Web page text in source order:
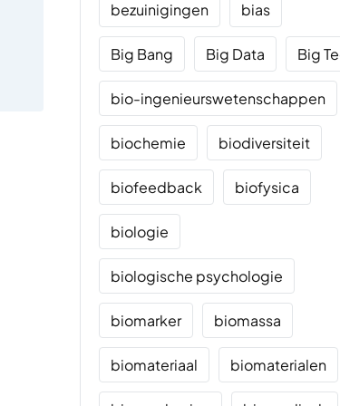
bezuinigingen bias
Big Bang Big Data Big
bio-ingenieurswetenschappen
biochemie biodiversiteit
biofeedback biofysica
biologie
biologische psychologie
biomarker biomassa
biomateriaal biomaterialen